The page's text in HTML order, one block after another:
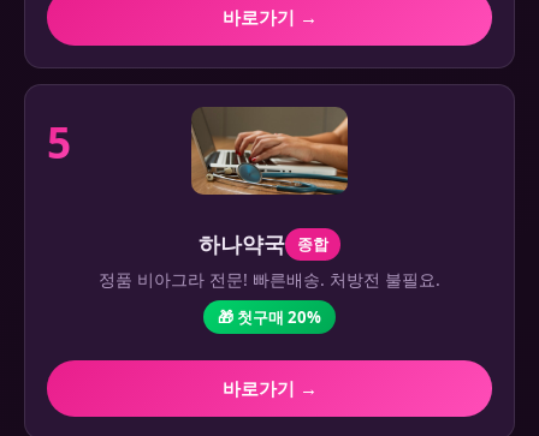
바로가기 →
5
하나약국 종합
정품 비아그라 전문! 빠른배송. 처방전 불필요.
🎁 첫구매 20%
바로가기 →